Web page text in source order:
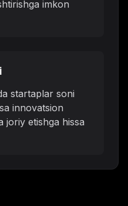
imkon
startaplar soni
innovatsion
joriy etishga hissa